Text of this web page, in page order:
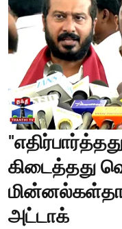
கிடைத்தது
அட்டாக்